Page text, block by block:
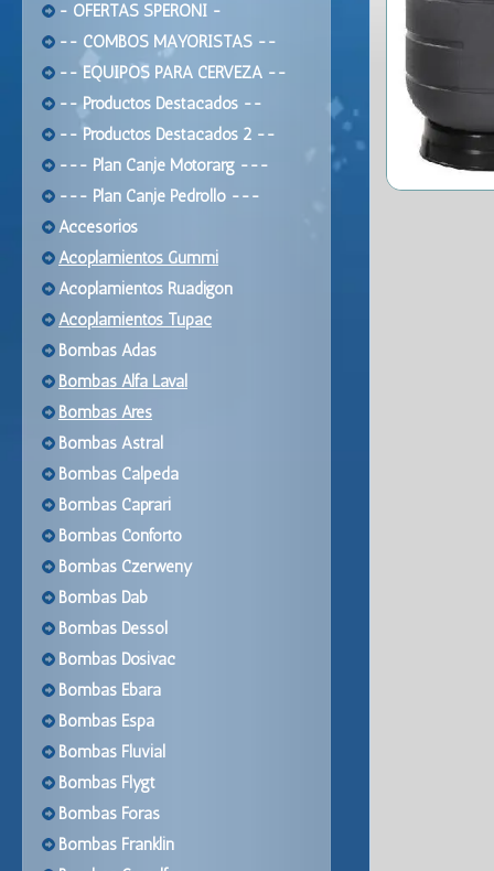
- OFERTAS SPERONI -
-- COMBOS MAYORISTAS --
-- EQUIPOS PARA CERVEZA --
-- Productos Destacados --
-- Productos Destacados 2 --
--- Plan Canje Motorarg ---
--- Plan Canje Pedrollo ---
Accesorios
Acoplamientos Gummi
Acoplamientos Ruadigon
Acoplamientos Tupac
Bombas Adas
Bombas Alfa Laval
Bombas Ares
Bombas Astral
Bombas Calpeda
Bombas Caprari
Bombas Conforto
Bombas Czerweny
Bombas Dab
Bombas Dessol
Bombas Dosivac
Bombas Ebara
Bombas Espa
Bombas Fluvial
Bombas Flygt
Bombas Foras
Bombas Franklin